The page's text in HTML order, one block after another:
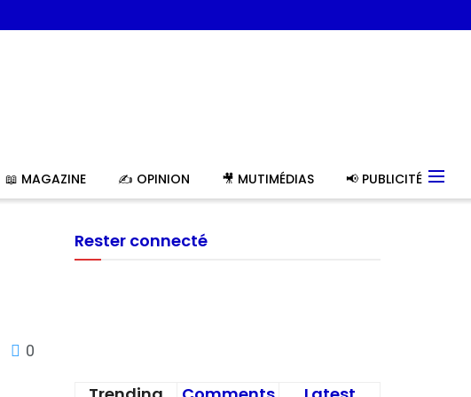
📖 MAGAZINE ✍️ OPINION 🎥 MUTIMÉDIAS 📢 PUBLICITÉ
0
Rester connecté